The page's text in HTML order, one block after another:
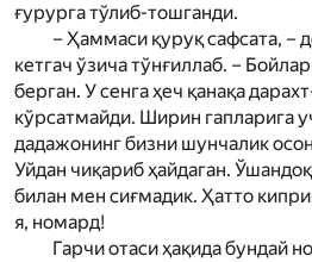
ғурурга тўлиб-тошганди.
– Ҳаммаси қуруқ сафсата, –
кетгач ўзича тўнғиллаб. –
берган. У сенга ҳеч қанақа
кўрсатмайди. Ширин гапларига
дадажонинг бизни шунчалик
Уйдан чиқариб ҳайдаган.
билан мен сиғмадик. Ҳатто
я, номард!
Гарчи отаси ҳақида бундай